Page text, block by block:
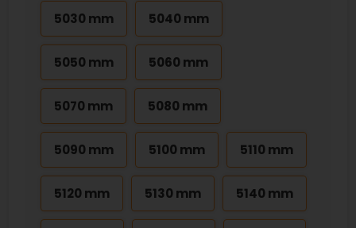
5030 mm 5040 mm
5050 mm 5060 mm
5070 mm 5080 mm
5090 mm 5100 mm 5110 mm
5120 mm 5130 mm 5140 mm